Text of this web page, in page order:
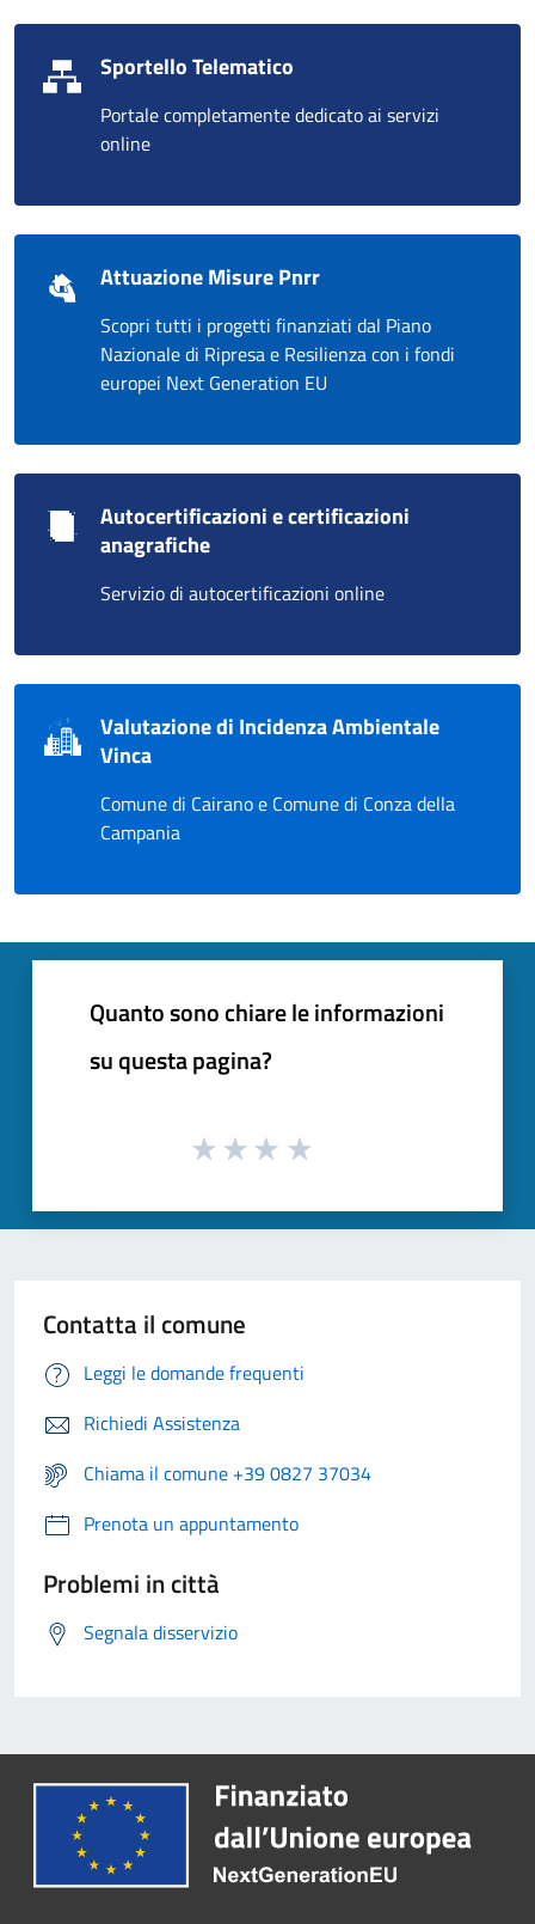
Sportello Telematico
Portale completamente dedicato ai servizi
online
Attuazione Misure Pnrr
Scopri tutti i progetti finanziati dal Piano
Nazionale di Ripresa e Resilienza con i fondi
europei Next Generation EU
Autocertificazioni e certificazioni
anagrafiche
Servizio di autocertificazioni online
Valutazione di Incidenza Ambientale
Vinca
Comune di Cairano e Comune di Conza della
Campania
Quanto sono chiare le informazioni
su questa pagina?
Contatta il comune
Leggi le domande frequenti
Richiedi Assistenza
Chiama il comune +39 0827 37034
Prenota un appuntamento
Problemi in città
Segnala disservizio